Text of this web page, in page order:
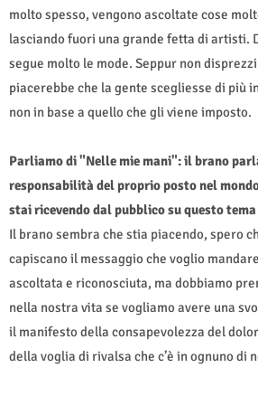
molto spesso, vengono ascoltate cose
lasciando fuori una grande fetta di artisti.
segue molto le mode. Seppur non
piacerebbe che la gente scegliesse di più
non in base a quello che gli viene imposto.
Parliamo di "Nelle mie mani": il brano
responsabilità del proprio posto nel
stai ricevendo dal pubblico su questo
Il brano sembra che stia piacendo, spero
capiscano il messaggio che voglio
ascoltata e riconosciuta, ma dobbiamo
nella nostra vita se vogliamo avere una
il manifesto della consapevolezza del
della voglia di rivalsa che c’è in ognuno di